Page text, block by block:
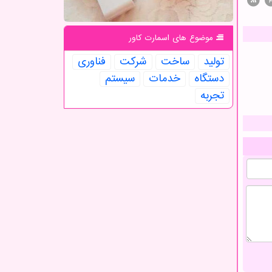
موضوع های اسمارت كاور
تولید ساخت شركت
فناوری
دستگاه
خدمات
سیستم
تجربه